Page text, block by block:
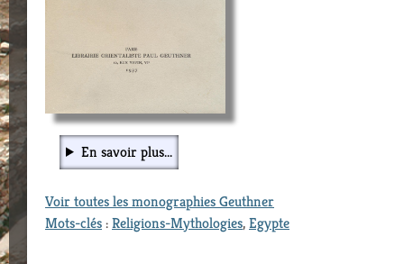
En savoir plus...
Voir toutes les monographies Geuthner
Mots-clés:Religions-Mythologies,Egypte